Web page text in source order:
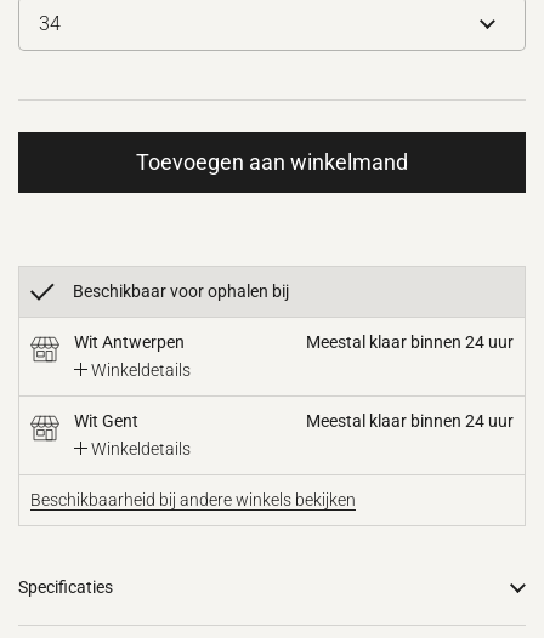
Toevoegen aan winkelmand
Beschikbaar voor ophalen bij
Wit Antwerpen
Winkeldetails
Meestal klaar binnen 24 uur
Wit Gent
Winkeldetails
Meestal klaar binnen 24 uur
Beschikbaarheid bij andere winkels bekijken
Specificaties